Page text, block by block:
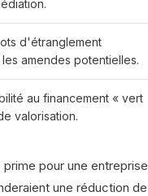
d'étranglement
amendes potentielles.
au financement « vert
valorisation.
pour une entreprise
une réduction de